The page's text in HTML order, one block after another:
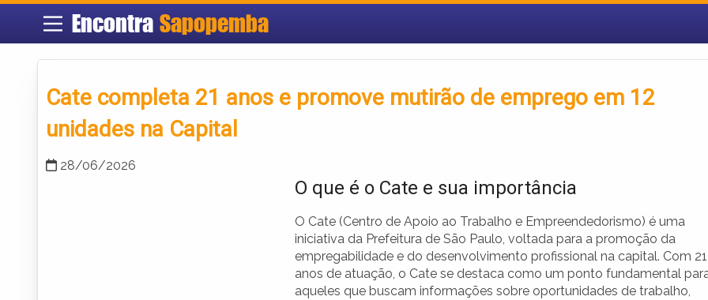
Encontra Sapopemba
Cate completa 21 anos e promove mutirão de emprego em 12
unidades na Capital
28/06/2026
O que é o Cate e sua importância
O Cate (Centro de Apoio ao Trabalho e Empreendedorismo) é uma
iniciativa da Prefeitura de São Paulo, voltada para a promoção da
empregabilidade e do desenvolvimento profissional na capital. Com 21
anos de atuação, o Cate se destaca como um ponto fundamental
aqueles que buscam informações sobre oportunidades de trabalho,